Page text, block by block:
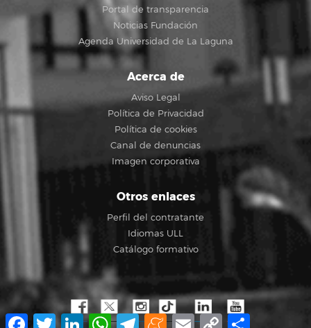
Portal de transparencia
Noticias Fundación
Agenda Universidad de La Laguna
Acerca de
Aviso Legal
Política de Privacidad
Política de cookies
Canal de denuncias
Imagen corporativa
Otros enlaces
Perfil del contratante
Idiomas ULL
Catálogo formativo
Facebook
TwitterLinkedInWhatsApp
TelegramMeneame
Email Copy